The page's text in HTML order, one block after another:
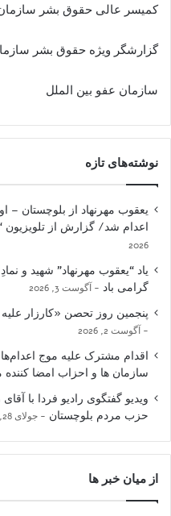
کمیسر عالی حقوق بشر
گزارشگر ویژه حقوق بشر
سازمان عفو بین الملل
نوشته‌های تازه
یعقوب مهرنهاد از بلوچستان –
اعدام شد/ گزارش از تلویزیون
2026
یاد “یعقوب مهرنهاد” شهید و
گرامی باد
آگوست 3, 2026
پنجمین روز تحصن «کارزار
آگوست 2, 2026
اقدام مشترک علیه موج
سازمان ها و احزاب امضا کننده
ویدیو گفتگوی رادیو فردا با
حزب مردم بلوچستان
جولای 28, 2026
از میان خبر ها